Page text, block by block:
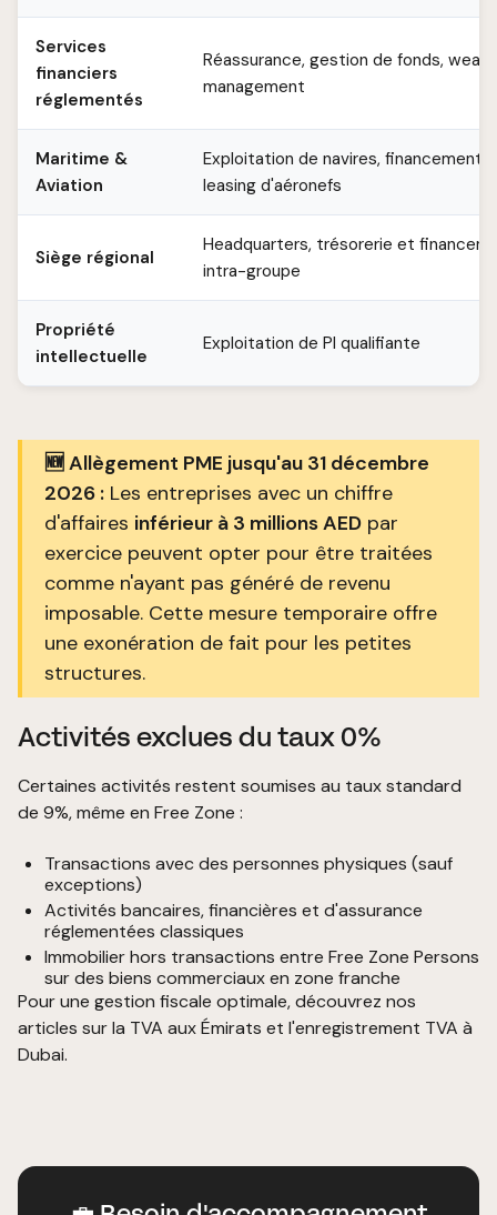
Services
financiers
réglementés
Réassurance, gestion de fonds,
management
Maritime &
Aviation
Exploitation de navires, financement
leasing d'aéronefs
Siège régional
Headquarters, trésorerie et
intra-groupe
Propriété
intellectuelle
Exploitation de PI qualifiante
🆕 Allègement PME jusqu'au 31 décembre
2026 : Les entreprises avec un chiffre
d'affaires inférieur à 3 millions AED par
exercice peuvent opter pour être traitées
comme n'ayant pas généré de revenu
imposable. Cette mesure temporaire offre
une exonération de fait pour les petites
structures.
Activités exclues du taux 0%
Certaines activités restent soumises au taux standard
de 9%, même en Free Zone :
Transactions avec des personnes physiques (sauf
exceptions)
Activités bancaires, financières et d'assurance
réglementées classiques
Immobilier hors transactions entre Free Zone Persons
sur des biens commerciaux en zone franche
Pour une gestion fiscale optimale, découvrez nos
articles sur la TVA aux Émirats et l'enregistrement TVA à
Dubai.